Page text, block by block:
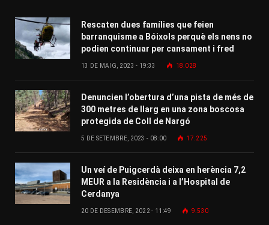
Rescaten dues famílies que feien
barranquisme a Bóixols perquè els nens no
podien continuar per cansament i fred
13 DE MAIG, 2023 - 19:33 18.028
Denuncien l’obertura d’una pista de més de
300 metres de llarg en una zona boscosa
protegida de Coll de Nargó
5 DE SETEMBRE, 2023 - 08:00 17.225
Un veí de Puigcerdà deixa en herència 7,2
MEUR a la Residència i a l’Hospital de
Cerdanya
20 DE DESEMBRE, 2022 - 11:49 9.530